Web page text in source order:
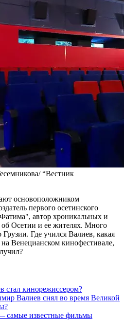
“Вестник
основоположником
первого осетинского
автор хроникальных и
Осетии и ее жителях. Много
Где учился Валиев, какая
Венецианском кинофестивале,
стал кинорежиссером?
Валиев снял во время Великой
известные фильмы